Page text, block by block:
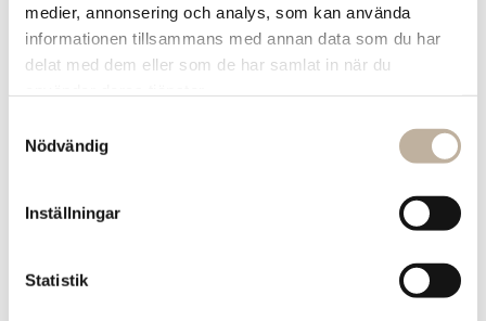
medier, annonsering och analys, som kan använda
informationen tillsammans med annan data som du har
delat med dem eller som de har samlat in när du
Nödvändig
Inställningar
Statistik
Så nästa gång du är på Hallarna, kom förbi
Nordic Wellness och hitta din träningsglädje.